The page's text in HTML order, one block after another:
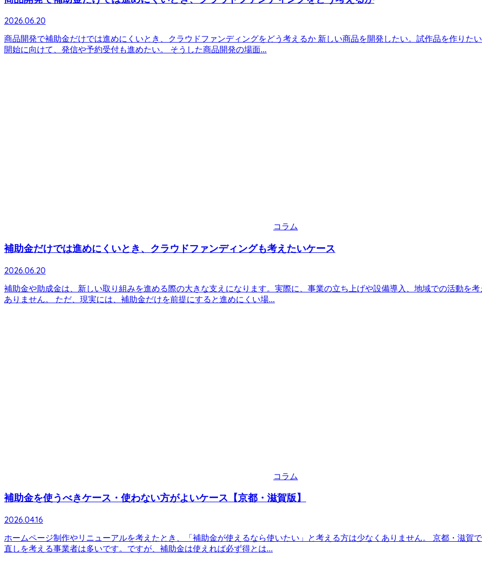
2026.06.20
商品開発で補助金だけでは進めにくいとき、クラウドファンディングをどう考えるか 新しい商品を開発したい。試作品を作りた
開始に向けて、発信や予約受付も進めたい。 そうした商品開発の場面...
コラム
補助金だけでは進めにくいとき、クラウドファンディングも考えたいケース
2026.06.20
補助金や助成金は、新しい取り組みを進める際の大きな支えになります。実際に、事業の立ち上げや設備導入、地域での活動を
ありません。 ただ、現実には、補助金だけを前提にすると進めにくい場...
コラム
補助金を使うべきケース・使わない方がよいケース【京都・滋賀版】
2026.04.16
ホームページ制作やリニューアルを考えたとき、「補助金が使えるなら使いたい」と考える方は少なくありません。 京都・滋賀
直しを考える事業者は多いです。ですが、補助金は使えれば必ず得とは...